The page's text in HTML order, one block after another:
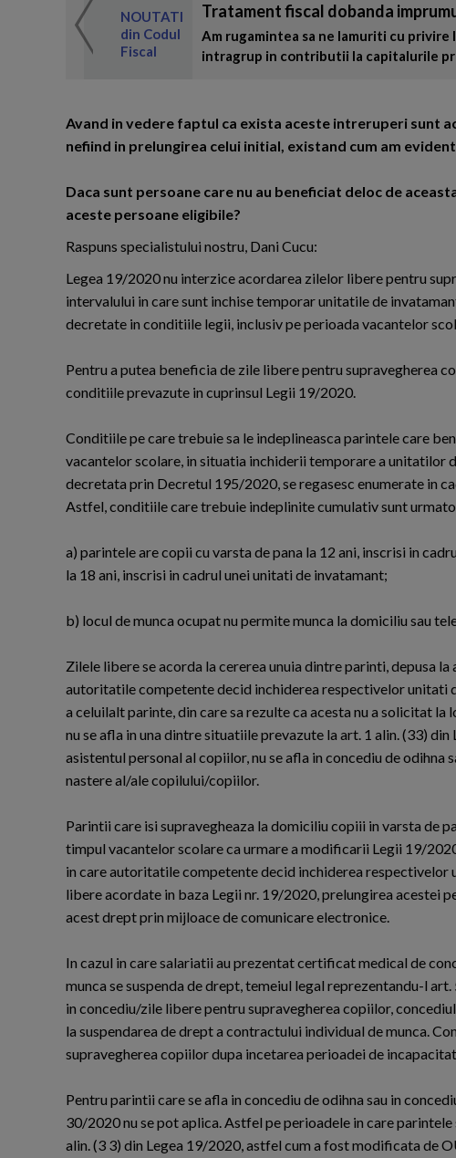
NOUTATI
din Codul
Fiscal
Tratament fiscal dobanda
Am rugamintea sa ne lamuriti cu
intragrup in contributii la capitalurile
Avand in vedere faptul ca exista aceste intreruperi sunt
nefiind in prelungirea celui initial, existand cum am
Daca sunt persoane care nu au beneficiat deloc de
aceste persoane eligibile?
Raspuns specialistului nostru, Dani Cucu:
Legea 19/2020 nu interzice acordarea zilelor libere pentru
intervalului in care sunt inchise temporar unitatile de
decretate in conditiile legii, inclusiv pe perioada vacantelor
Pentru a putea beneficia de zile libere pentru supravegherea
conditiile prevazute in cuprinsul Legii 19/2020.
Conditiile pe care trebuie sa le indeplineasca parintele care
vacantelor scolare, in situatia inchiderii temporare a unitatilor
decretata prin Decretul 195/2020, se regasesc enumerate in
Astfel, conditiile care trebuie indeplinite cumulativ sunt
a) parintele are copii cu varsta de pana la 12 ani, inscrisi in
la 18 ani, inscrisi in cadrul unei unitati de invatamant;
b) locul de munca ocupat nu permite munca la domiciliu sau
Zilele libere se acorda la cererea unuia dintre parinti, depusa
autoritatile competente decid inchiderea respectivelor unitati
a celuilalt parinte, din care sa rezulte ca acesta nu a solicitat
nu se afla in una dintre situatiile prevazute la art. 1 alin. (33)
asistentul personal al copiilor, nu se afla in concediu de
nastere al/ale copilului/copiilor.
Parintii care isi supravegheaza la domiciliu copiii in varsta de
timpul vacantelor scolare ca urmare a modificarii Legii 19/
in care autoritatile competente decid inchiderea
libere acordate in baza Legii nr. 19/2020, prelungirea acestei
acest drept prin mijloace de comunicare electronice.
In cazul in care salariatii au prezentat certificat medical de
munca se suspenda de drept, temeiul legal reprezentandu-l
in concediu/zile libere pentru supravegherea copiilor,
la suspendarea de drept a contractului individual de munca.
supravegherea copiilor dupa incetarea perioadei de
Pentru parintii care se afla in concediu de odihna sau in
30/2020 nu se pot aplica. Astfel pe perioadele in care
alin. (3 3) din Legea 19/2020, astfel cum a fost modificata de